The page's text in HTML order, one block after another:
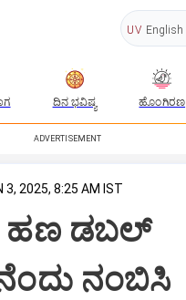
UV English
ದಿನ ಭವಿಷ್ಯ ಹೊಂಗಿರಣ
ADVERTISEMENT
3, 2025, 8:25 AM IST
ಹಣ ಡಬಲ್
ನಂಬಿಸಿ